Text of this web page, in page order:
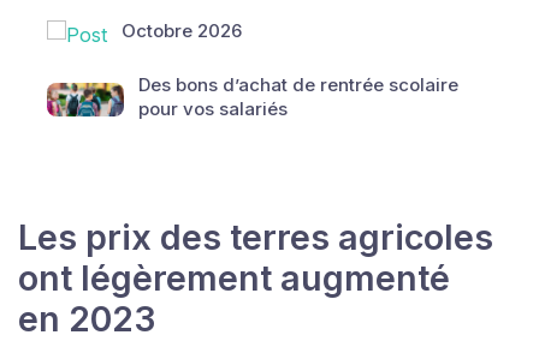
Octobre 2026
Des bons d’achat de rentrée scolaire
pour vos salariés
Les prix des terres agricoles
ont légèrement augmenté
en 2023